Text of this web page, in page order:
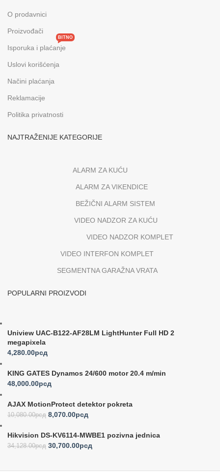
O prodavnici
Proizvođači
Isporuka i plaćanje
BITNO
Uslovi korišćenja
Načini plaćanja
Reklamacije
Politika privatnosti
NAJTRAŽENIJE KATEGORIJE
ALARM ZA KUĆU
ALARM ZA VIKENDICE
BEŽIČNI ALARM SISTEM
VIDEO NADZOR ZA KUĆU
VIDEO NADZOR KOMPLET
VIDEO INTERFON KOMPLET
SEGMENTNA GARAŽNA VRATA
POPULARNI PROIZVODI
Uniview UAC-B122-AF28LM LightHunter Full HD 2
megapixela
4,280.00рсд
KING GATES Dynamos 24/600 motor 20.4 m/min
48,000.00рсд
AJAX MotionProtect detektor pokreta
10,080.00рсд 8,070.00рсд
Hikvision DS-KV6114-MWBE1 pozivna jednica
34,128.00рсд 30,700.00рсд